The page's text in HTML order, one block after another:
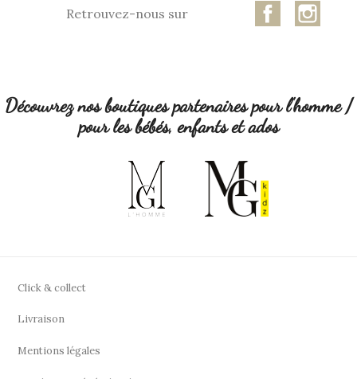
Retrouvez-nous sur Facebook
Découvrez nos boutiques partenaires pour l'homme /
pour les bébés, enfants et ados
Click & collect
Livraison
Mentions légales